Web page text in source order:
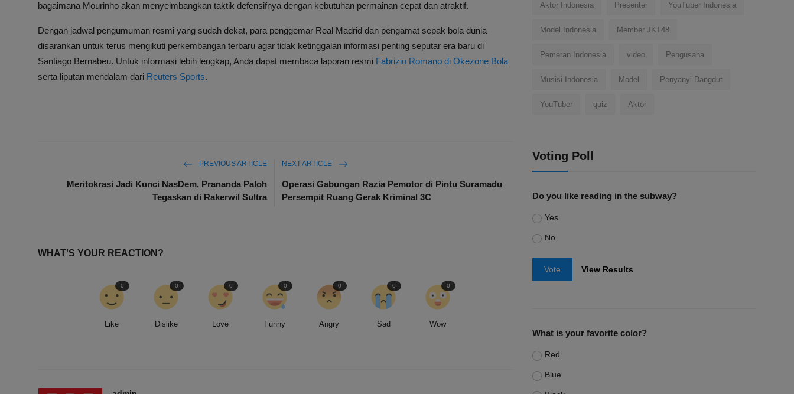
bagaimana Mourinho akan menyeimbangkan taktik defensifnya dengan kebutuhan permainan cepat dan atraktif.
Dengan jadwal pengumuman resmi yang sudah dekat, para penggemar Real Madrid dan pengamat sepak bola dunia
disarankan untuk terus mengikuti perkembangan terbaru agar tidak ketinggalan informasi penting seputar era baru di
Santiago Bernabeu. Untuk informasi lebih lengkap, Anda dapat membaca laporan resmi Fabrizio Romano di Okezone Bola
serta liputan mendalam dari Reuters Sports.
PREVIOUS ARTICLE
Meritokrasi Jadi Kunci NasDem, Prananda Paloh
Tegaskan di Rakerwil Sultra
NEXT ARTICLE
Operasi Gabungan Razia Pemotor di Pintu Suramadu
Persempit Ruang Gerak Kriminal 3C
WHAT'S YOUR REACTION?
Like
0
Dislike
0
Love
0
Funny
0
Angry
0
Sad
0
Wow
0
Aktor Indonesia Presenter YouTuber Indonesia
Model Indonesia Member JKT48
Pemeran Indonesia video Pengusaha
Musisi Indonesia Model Penyanyi Dangdut
YouTuber quiz Aktor
Voting Poll
Do you like reading in the subway?
Yes
No
Vote View Results
What is your favorite color?
Red
Blue